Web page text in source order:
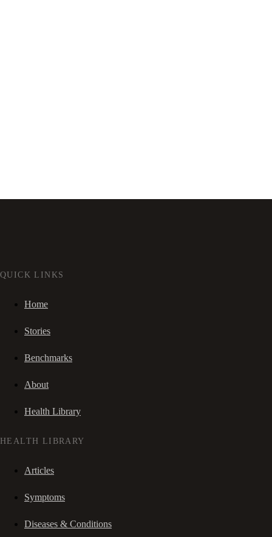
QUICK LINKS
Home
Stories
Benchmarks
About
Health Library
HEALTH LIBRARY
Articles
Symptoms
Diseases & Conditions